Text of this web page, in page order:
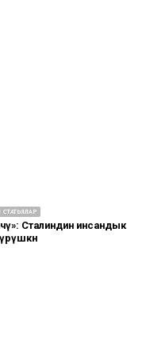
Сталиндин инсандык